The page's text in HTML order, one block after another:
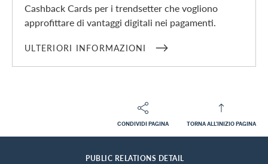
Cashback Cards per i trendsetter che vogliono
approfittare di vantaggi digitali nei pagamenti.
ULTERIORI INFORMAZIONI
CONDIVIDI PAGINA TORNA ALL'INIZIO PAGINA
Footer
PUBLIC RELATIONS DETAIL